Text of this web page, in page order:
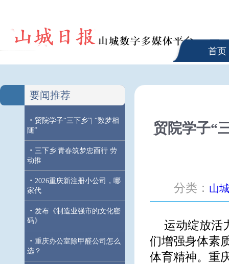
首页
要闻推荐
· 贸院学子“三下乡”| “数梦相
随”
· 三下乡|青春筑梦忠酉行 劳
动推
· 2026重庆新注册小公司，哪
家代
· 发布《制造业强市的文化密
码》
· 重庆办公室除甲醛公司怎么
选？
贸院学子“
分类： 山
运动绽放活
们增强身体素
体育精神。重